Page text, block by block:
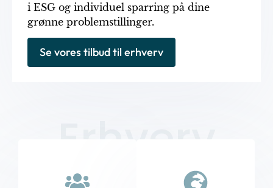
i ESG og individuel sparring på dine
grønne problemstillinger.
Se vores tilbud til erhverv
Erhverv